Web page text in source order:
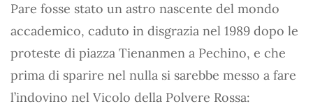
Pare fosse stato un astro nascente del mondo
accademico, caduto in disgrazia nel 1989 dopo le
proteste di piazza Tienanmen a Pechino, e che
prima di sparire nel nulla si sarebbe messo a fare
l’indovino nel Vicolo della Polvere Rossa: